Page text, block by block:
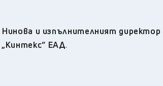
и изпълнителният директор
ЕАД.